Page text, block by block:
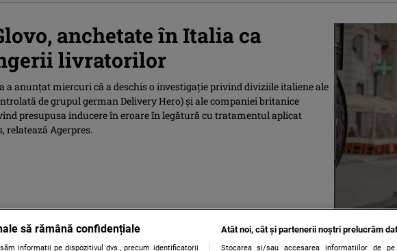
anchetate în Italia ca
livratorilor
anunţat miercuri că a deschis o investigaţie privind diviziile italiene ale
de grupul german Delivery Hero) şi ale companiei britanice
presupusa inducere în eroare în legătură cu tratamentul aplicat
relatează Agerpres.
să rămână confidențiale
informații pe dispozitivul dvs., precum identificatorii
Atât noi, cât și partenerii noștri prelucrăm
Stocarea și/sau accesarea informațiilor de